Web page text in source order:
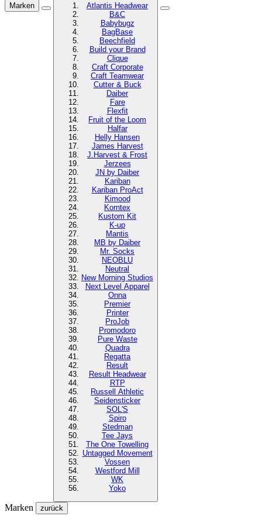
Marken
Atlantis Headwear
B&C
Babybugz
BagBase
Beechfield
Build your Brand
Clique
Craft Corporate
Craft Teamwear
Cutter & Buck
Daiber
Fare
Flexfit
Fruit of the Loom
Halfar
Helly Hansen
James Harvest
J.Harvest & Frost
Jerzees
JN by Daiber
Kariban
Kariban ProAct
Kimood
Korntex
Kustom Kit
K-up
Mantis
MB by Daiber
Mr. Socks
NEOBLU
Neutral
New Morning Studios
Next Level Apparel
Onna
Premier
Printer
ProJob
Promodoro
Pure Waste
Quadra
Regatta
Result
Result Headwear
RTP
Russell Athletic
Seidensticker
SOL'S
Spiro
Stedman
Tee Jays
The One Towelling
Untagged Movement
Vossen
Westford Mill
WK
Yoko
Marken zurück